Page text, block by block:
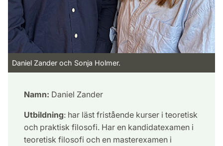
Daniel Zander och Sonja Holmer.
Namn: Daniel Zander
Utbildning: har läst fristående kurser i teoretisk
och praktisk filosofi. Har en kandidatexamen i
teoretisk filosofi och en masterexamen i